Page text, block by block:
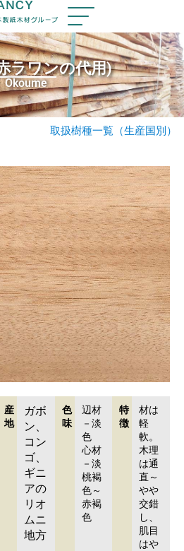
ラワンの代用)
Okoume
取扱樹種一覧（生産国別）
産
地
ガボ
ン、
コン
ゴ、
ギニ
アの
リオ
ムニ
地方
色
味
辺材
－淡
色
心材
－淡
桃褐
色～
赤褐
色
特
徴
材は
軽
軟。
木理
は通
直～
やや
交錯
し、
肌目
はや